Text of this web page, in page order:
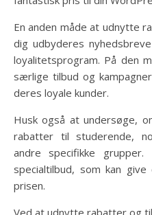
En anden måde at udnytte
dig udbyderes
loyalitetsprogram. På den
særlige tilbud og
deres loyale kunder.
Husk også at undersøge,
rabatter til studerende,
andre specifikke
specialtilbud, som kan
prisen.